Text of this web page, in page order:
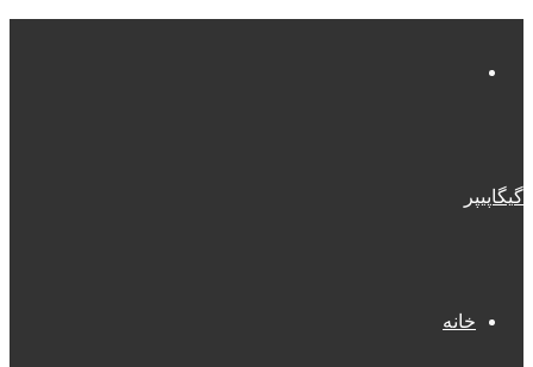
گیگاپیپر
خانه